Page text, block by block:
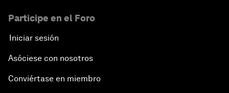
Participe en el Foro
Iniciar sesión
Asóciese con nosotros
Conviértase en miembro